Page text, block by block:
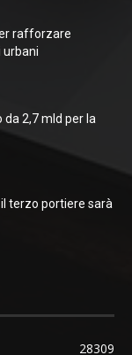
rafforzare
urbani
2,7 mld per la
terzo portiere sarà
28309